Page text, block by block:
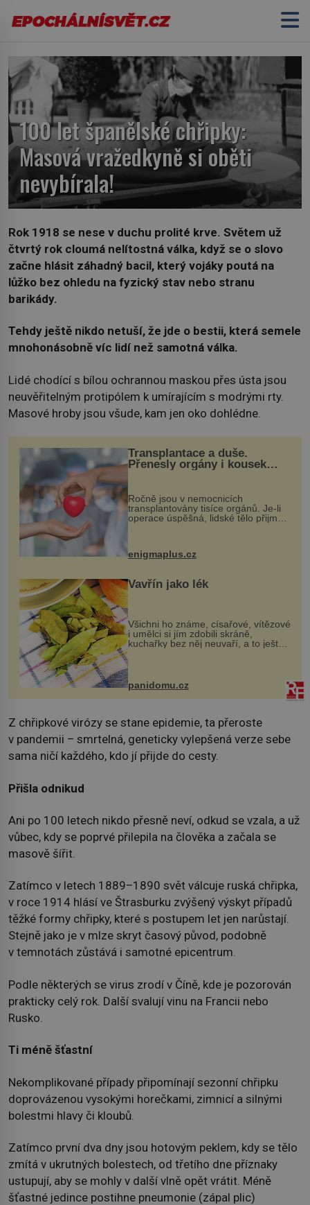
100 let španělské chřipky:
Masová vražedkyně si oběti
nevybírala!
Rok 1918 se nese v duchu prolité krve. Světem už
čtvrtý rok cloumá nelítostná válka, když se o slovo
začne hlásit záhadný bacil, který vojáky poutá na
lůžko bez ohledu na fyzický stav nebo stranu
barikády.
Tehdy ještě nikdo netuší, že jde o bestii, která semele
mnohonásobně víc lidí než samotná válka.
Lidé chodící s bílou ochrannou maskou přes ústa jsou
neuvěřitelným protipólem k umírajícím s modrými rty.
Masové hroby jsou všude, kam jen oko dohlédne.
Transplantace a duše.
Přenesly orgány i kousek
Ročně jsou v nemocnicích
transplantovány tisíce orgánů. Je-li
operace úspěšná, lidské tělo přijme
enigmaplus.cz
Vavřín jako lék
Všichni ho známe, císařové, vítězové
i umělci si jím zdobili skráně,
kuchařky bez něj neuvaří, a to ještě
nevíte, že bobkový list může výrazně
zmírnit některé naše neduhy.
Obsahuje v malém množství ně...
panidomu.cz
Z chřipkové virózy se stane epidemie, ta přeroste
v pandemii – smrtelná, geneticky vylepšená verze sebe
sama ničí každého, kdo jí přijde do cesty.
Přišla odnikud
Ani po 100 letech nikdo přesně neví, odkud se vzala, a už
vůbec, kdy se poprvé přilepila na člověka a začala se
masově šířit.
Zatímco v letech 1889–1890 svět válcuje ruská chřipka,
v roce 1914 hlásí ve Štrasburku zvýšený výskyt případů
těžké formy chřipky, které s postupem let jen narůstají.
Stejně jako je v mlze skryt časový původ, podobně
v temnotách zůstává i samotné epicentrum.
Podle některých se virus zrodí v Číně, kde je pozorován
prakticky celý rok. Další svalují vinu na Francii nebo
Rusko.
Ti méně šťastní
Nekomplikované případy připomínají sezonní chřipku
doprovázenou vysokými horečkami, zimnicí a silnými
bolestmi hlavy či kloubů.
Zatímco první dva dny jsou hotovým peklem, kdy se tělo
zmítá v ukrutných bolestech, od třetího dne příznaky
ustupují, aby se mohly v další vlně opět vrátit. Méně
šťastné jedince postihne pneumonie (zápal plic)